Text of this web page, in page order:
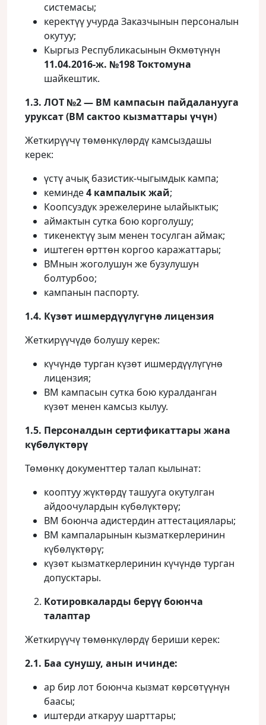
системасы;
керектүү учурда Заказчынын персоналын
окутуу;
Кыргыз Республикасынын Өкмөтүнүн
11.04.2016-ж. №198 Токтомуна
шайкештик.
1.3. ЛОТ №2 — ВМ кампасын пайдаланууга
уруксат (ВМ сактоо кызматтары үчүн)
Жеткирүүчү төмөнкүлөрдү камсыздашы
керек:
үстү ачық базистик‑чыгымдык кампа;
кеминде4 кампалык жай;
Коопсуздук эрежелерине ылайыктык;
аймактын сутка бою корголушу;
тикенектүү зым менен тосулган аймак;
иштеген өрттөн коргоо каражаттары;
ВМнын жоголушун же бузулушун
болтурбоо;
кампанын паспорту.
1.4. Күзөт ишмердүүлүгүнө лицензия
Жеткирүүчүдө болушу керек:
күчүндө турган күзөт ишмердүүлүгүнө
лицензия;
ВМ кампасын сутка бою куралданган
күзөт менен камсыз кылуу.
1.5. Персоналдын сертификаттары жана
күбөлүктөрү
Төмөнкү документтер талап кылынат:
кооптуу жүктөрдү ташууга окутулган
айдоочулардын күбөлүктөрү;
ВМ боюнча адистердин аттестациялары;
ВМ кампаларынын кызматкерлеринин
күбөлүктөрү;
күзөт кызматкерлеринин күчүндө турган
допусктары.
Котировкаларды берүү боюнча
талаптар
Жеткирүүчү төмөнкүлөрдү бериши керек:
2.1. Баа сунушу, анын ичинде:
ар бир лот боюнча кызмат көрсөтүүнүн
баасы;
иштерди аткаруу шарттары;